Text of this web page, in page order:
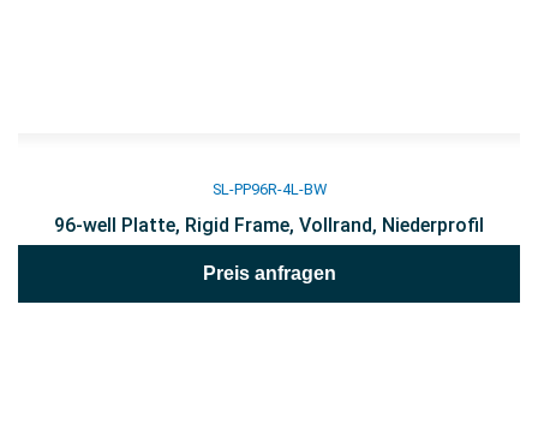
SL-PP96R-4L-BW
96-well Platte, Rigid Frame, Vollrand, Niederprofil
Preis anfragen